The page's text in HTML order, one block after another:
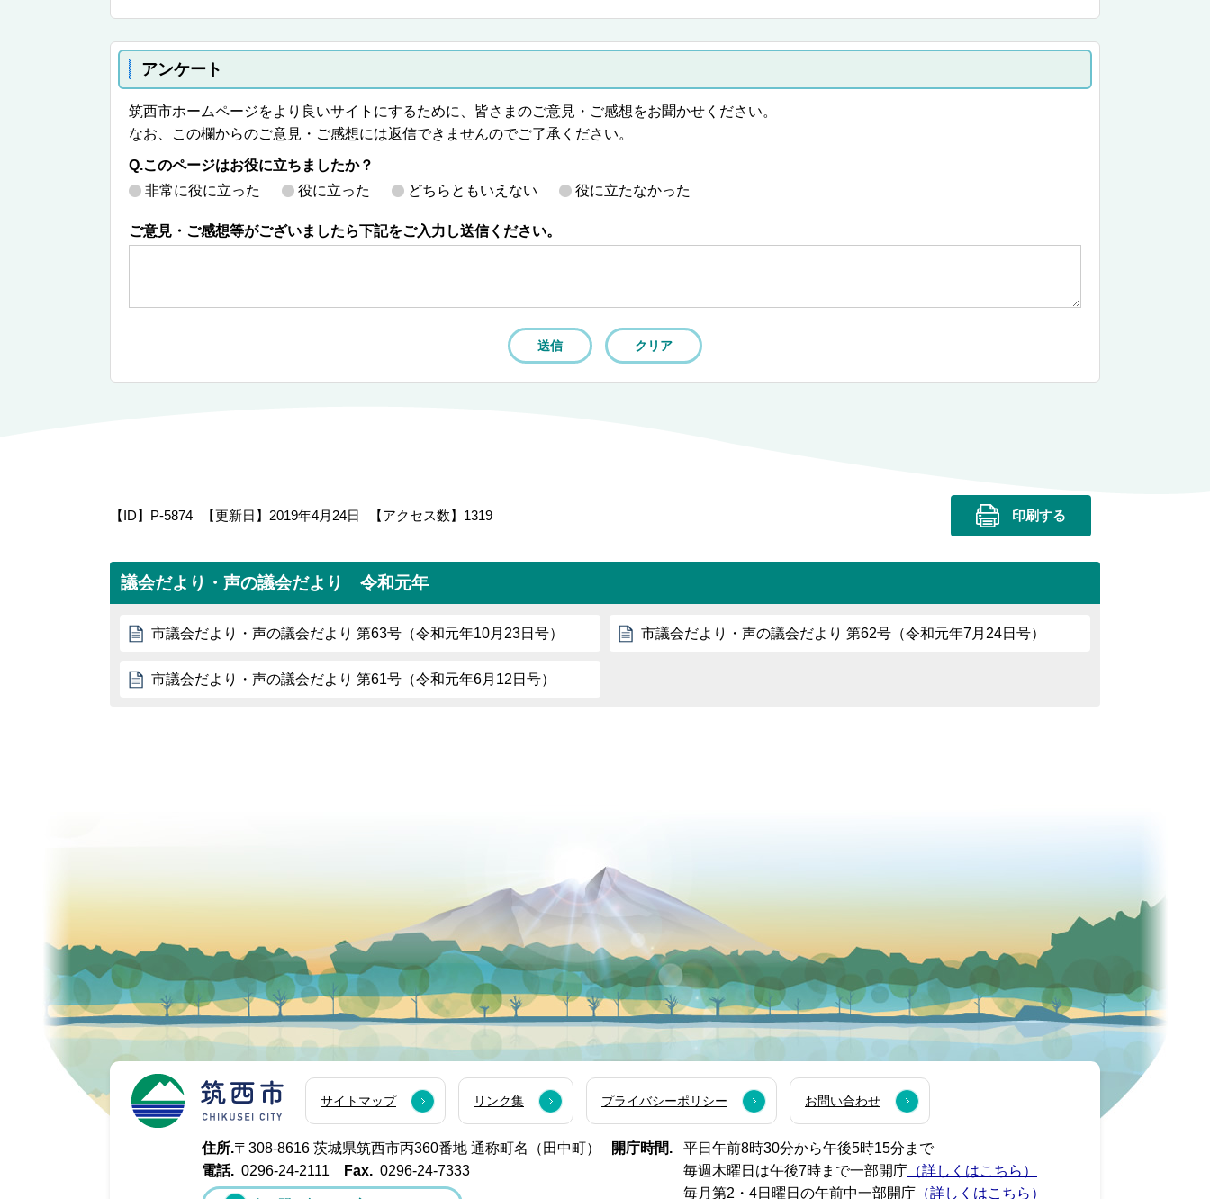
アンケート
筑西市ホームページをより良いサイトにするために、皆さまのご意見・ご感想をお聞かせください。
なお、この欄からのご意見・ご感想には返信できませんのでご了承ください。
Q.このページはお役に立ちましたか？
非常に役に立った
役に立った どちらともいえない 役に立たなかった
ご意見・ご感想等がございましたら下記をご入力し送信ください。
【ID】 P-5874 【更新日】 2019年4月24日 【アクセス数】 1319 印刷する
議会だより・声の議会だより 令和元年
市議会だより・声の議会だより 第63号（令和元年10月23日号） 市議会だより・声の議会だより 第62号（令和元年7月24日号）
市議会だより・声の議会だより 第61号（令和元年6月12日号）
サイトマップ リンク集 プライバシーポリシー お問い合わせ
住所.〒308-8616 茨城県筑西市丙360番地 通称町名（田中町）
電話. 0296-24-2111 Fax. 0296-24-7333
開庁時間.
平日午前8時30分から午後5時15分まで
毎週木曜日は午後7時まで一部開庁 （詳しくはこちら）
毎月第2・4日曜日の午前中一部開庁 （詳しくはこちら）